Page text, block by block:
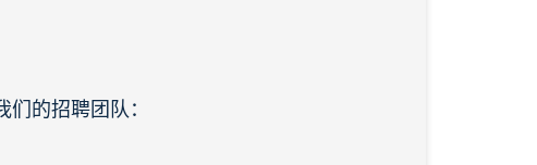
的招聘团队：